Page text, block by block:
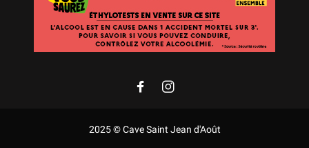
2025 © Cave Saint Jean d'Août